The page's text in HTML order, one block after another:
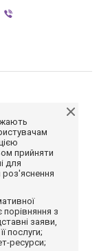
прийняти
для
роз'яснення
з
заяви,
послуги;
ресурси;